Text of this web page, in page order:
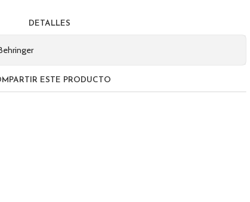
DETALLES
ESTE PRODUCTO